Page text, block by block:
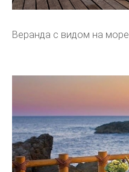
Веранда с видом на море